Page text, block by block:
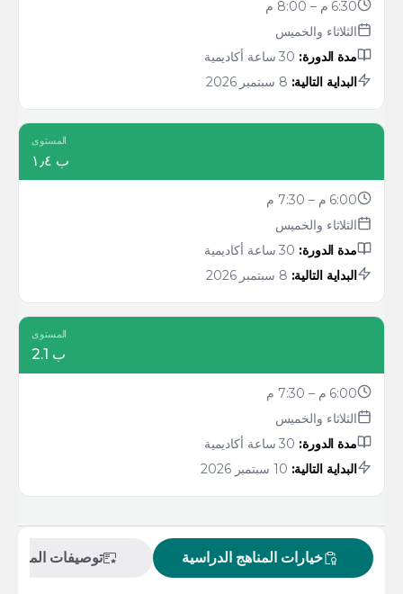
6:30 م – 8:00 م
الثلاثاء والخميس
مدة الدورة:
البداية التالية:
المستوى
ب ١٫٤
6:00 م – 7:30 م
الثلاثاء والخميس
مدة الدورة:
البداية التالية:
المستوى
ب 2.1
6:00 م – 7:30 م
الثلاثاء والخميس
مدة الدورة:
البداية التالية:
خيارات المناهج الدراسية توصيفات